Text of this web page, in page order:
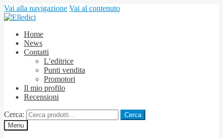
Vai alla navigazione Vai al contenuto
Home
News
Contatti
L’editrice
Punti vendita
Promotori
Il mio profilo
Recensioni
Cerca:
Cerca
Menu